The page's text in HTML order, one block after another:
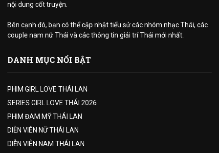
nội dung cốt truyện.
Bên cạnh đó, bạn có thể cập nhật tiểu sử các nhóm nhạc Thái, các
couple nam nữ Thái và các thông tin giải trí Thái mới nhất.
DANH MỤC NỔI BẬT
PHIM GIRL LOVE THÁI LAN
SERIES GIRL LOVE THÁI 2026
PHIM ĐAM MỸ THÁI LAN
DIỄN VIÊN NỮ THÁI LAN
DIỄN VIÊN NAM THÁI LAN